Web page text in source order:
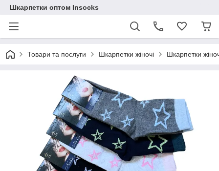
Шкарпетки оптом Insocks
Товари та послуги Шкарпетки жіночі Шкарпетки